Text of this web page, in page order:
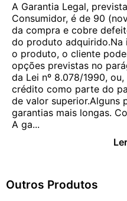
A Garantia Legal,
Consumidor, é de 90
da compra e cobre
do produto adquirido.Na
o produto, o cliente
opções previstas no
da Lei nº 8.078/1990,
crédito como parte do
de valor superior.Alguns
garantias mais longas.
A ga...
Outros Produtos